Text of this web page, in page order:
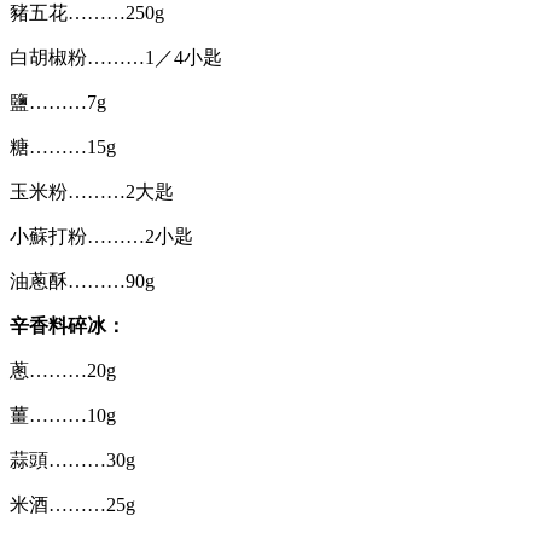
豬五花………250g
白胡椒粉………1／4小匙
鹽………7g
糖………15g
玉米粉………2大匙
小蘇打粉………2小匙
油蔥酥………90g
辛香料碎冰：
蔥………20g
薑………10g
蒜頭………30g
米酒………25g